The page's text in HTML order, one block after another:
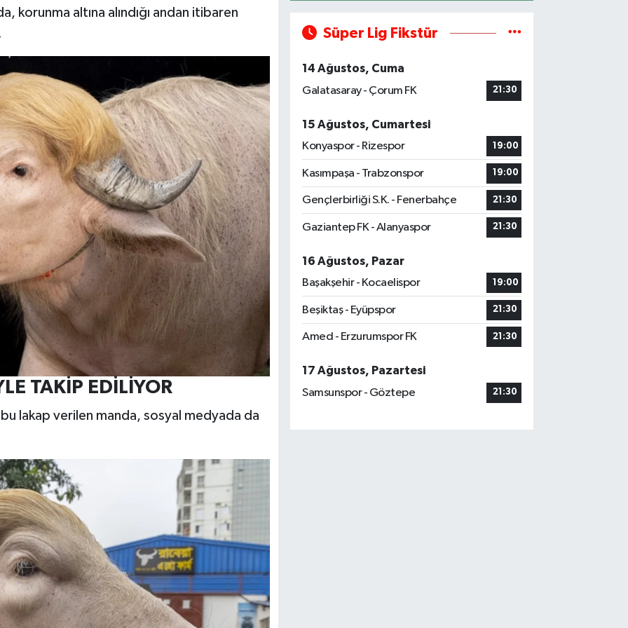
korunma altına alındığı andan itibaren
TAKİP EDİLİYOR
bu lakap verilen manda, sosyal medyada da
Süper Lig Fikstür
14 Ağustos, Cuma
Galatasaray - Çorum FK
21:30
15 Ağustos, Cumartesi
Konyaspor - Rizespor
19:00
Kasımpaşa - Trabzonspor 19:00
Gençlerbirliği S.K. - Fenerbahçe 21:30
Gaziantep FK - Alanyaspor 21:30
16 Ağustos, Pazar
Başakşehir - Kocaelispor
19:00
Beşiktaş - Eyüpspor 21:30
Amed - Erzurumspor FK 21:30
17 Ağustos, Pazartesi
Samsunspor - Göztepe
21:30